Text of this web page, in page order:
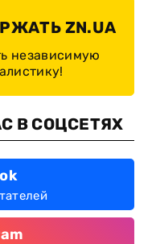
ZN.UA
независимую
В СОЦСЕТЯХ